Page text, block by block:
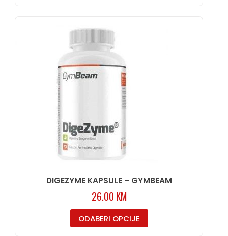
DIGEZYME KAPSULE – GYMBEAM
26.00 KM
ODABERI OPCIJE